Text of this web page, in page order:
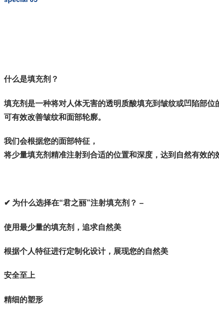
什么是填充剂？
填充剂是一种将对人体无害的透明质酸填充到皱纹或凹陷部位
可有效改善皱纹和面部轮廓。
我们会根据您的面部特征，
将少量填充剂精准注射到合适的位置和深度，达到自然有效的
✔ 为什么选择在“君之丽”注射填充剂？ –
使用最少量的填充剂，追求自然美
根据个人特征进行定制化设计，展现您的自然美
安全至上
精细的塑形